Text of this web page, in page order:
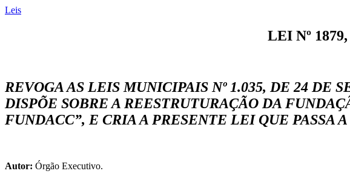
Leis
LEI Nº
REVOGA AS LEIS MUNICIPAIS Nº 1.035, DE 24 DE
DISPÕE SOBRE A REESTRUTURAÇÃO DA
FUNDACC”, E CRIA A PRESENTE LEI QUE PASSA
Autor: Órgão Executivo.